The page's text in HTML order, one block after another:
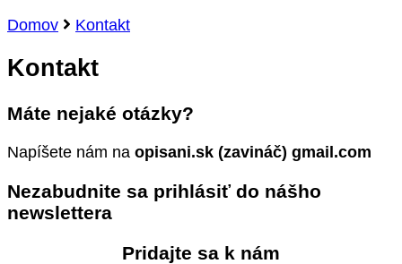
Domov
Kontakt
Kontakt
Máte nejaké otázky?
Napíšete nám na opisani.sk (zavináč) gmail.com
Nezabudnite sa prihlásiť do nášho
newslettera
Pridajte sa k nám